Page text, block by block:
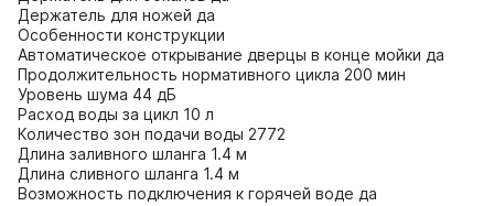
Держатель для ножей да
Особенности конструкции
Автоматическое открывание дверцы в конце мойки да
Продолжительность нормативного цикла 200 мин
Уровень шума 44 дБ
Расход воды за цикл 10 л
Количество зон подачи воды 2772
Длина заливного шланга 1.4 м
Длина сливного шланга 1.4 м
Возможность подключения к горячей воде да